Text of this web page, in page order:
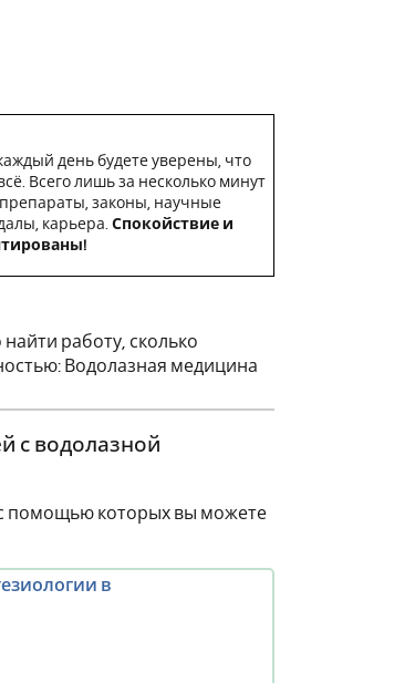
день будете уверены, что
Всего лишь за несколько минут
законы, научные
карьера. Спокойствие и
работу, сколько
Водолазная медицина
с водолазной
помощью которых вы можете
в